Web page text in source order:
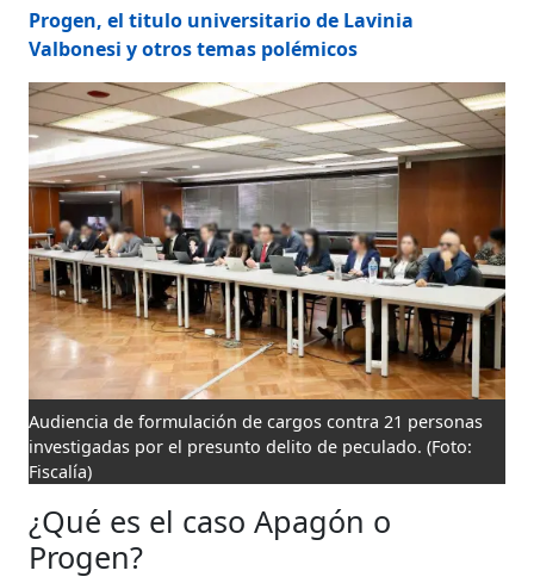
Progen, el titulo universitario de Lavinia
Valbonesi y otros temas polémicos
Audiencia de formulación de cargos contra 21 personas
investigadas por el presunto delito de peculado. (Foto:
Fiscalía)
¿Qué es el caso Apagón o
Progen?